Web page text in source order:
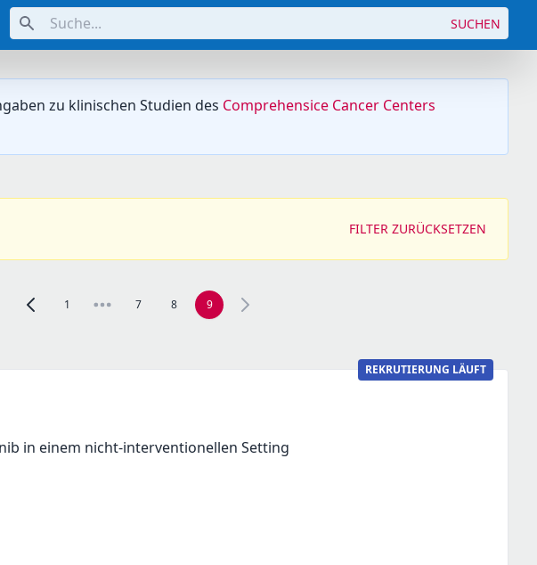
zu klinischen Studien des Comprehensice Cancer Centers
Suche... SUCHEN
FILTER ZURÜCKSETZEN
Zur vorherigen Seite, Seite 8 navigieren
1 7 8 9
REKRUTIERUNG LÄUFT
in einem nicht-interventionellen Setting